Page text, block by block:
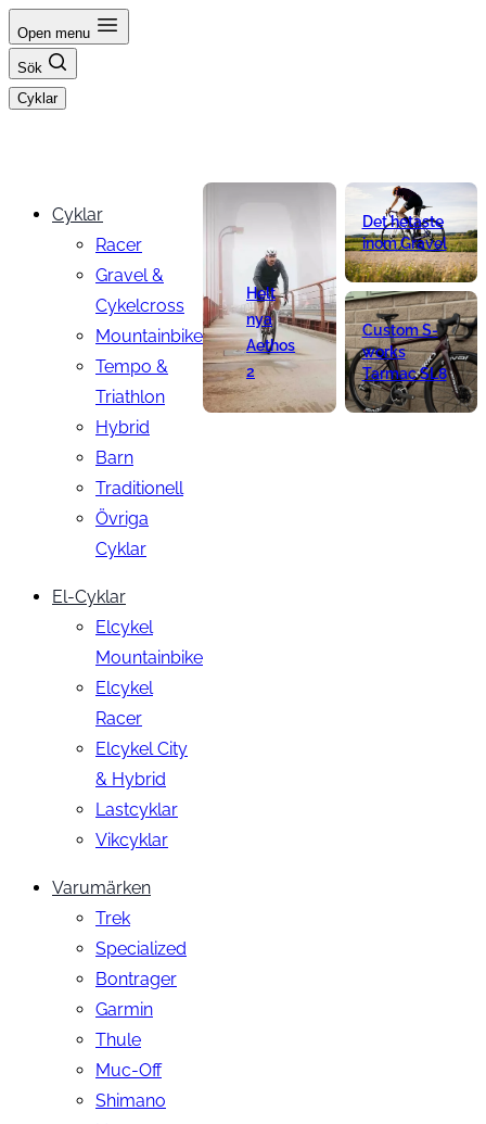
Hoppa
till
innehåll
Open menu
Sök
Cyklar
Cyklar
Racer
Gravel &
Cykelcross
Mountainbike
Tempo &
Triathlon
Hybrid
Barn
Traditionell
Övriga
Cyklar
El-Cyklar
Elcykel
Mountainbike
Elcykel
Racer
Elcykel City
& Hybrid
Lastcyklar
Vikcyklar
Varumärken
Trek
Specialized
Bontrager
Garmin
Thule
Muc-Off
Shimano
Helt
nya
Aethos
2
Det hetaste
inom Gravel
Custom S-
works
Tarmac SL8